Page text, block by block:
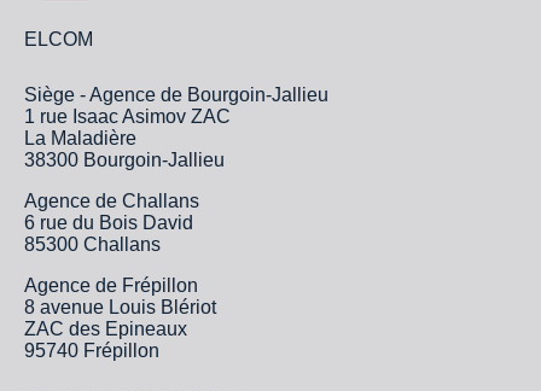
ELCOM
Siège - Agence de Bourgoin-Jallieu
1 rue Isaac Asimov ZAC
La Maladière
38300 Bourgoin-Jallieu
Agence de Challans
6 rue du Bois David
85300 Challans
Agence de Frépillon
8 avenue Louis Blériot
ZAC des Epineaux
95740 Frépillon